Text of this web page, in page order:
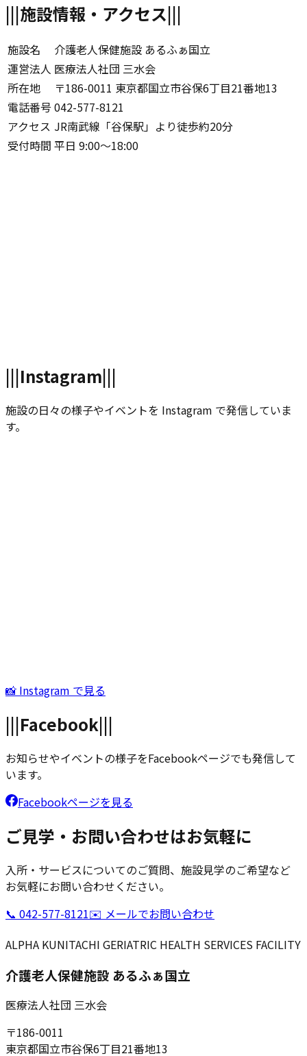
|||施設情報・アクセス|||
施設名
介護老人保健施設 あるふぁ国立
運営法人 医療法人社団 三水会
所在地
〒186-0011 東京都国立市谷保6丁目21番地13
電話番号042-577-8121
アクセス JR南武線「谷保駅」より徒歩約20分
受付時間 平日 9:00〜18:00
|||Instagram|||
施設の日々の様子やイベントを Instagram で発信していま
す。
📸 Instagram で見る
|||Facebook|||
お知らせやイベントの様子をFacebookページでも発信して
います。
Facebookページを見る
ご見学・お問い合わせはお気軽に
入所・サービスについてのご質問、施設見学のご希望など
お気軽にお問い合わせください。
📞 042-577-8121✉️ メールでお問い合わせ
ALPHA KUNITACHI GERIATRIC HEALTH SERVICES FACILITY
介護老人保健施設 あるふぁ国立
医療法人社団 三水会
〒186-0011
東京都国立市谷保6丁目21番地13